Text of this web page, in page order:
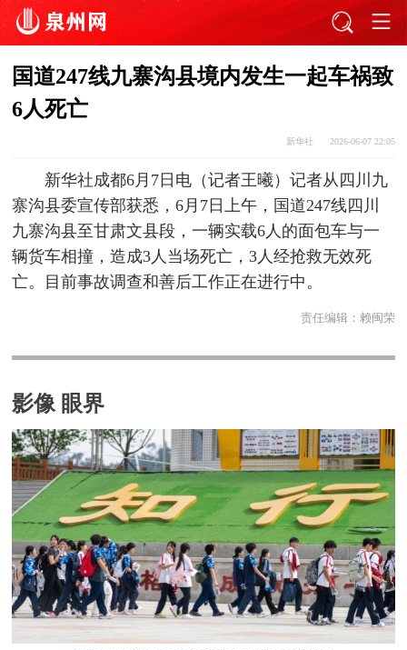
国道247线九寨沟县境内发生一起车祸致
6人死亡
新华社 2026-06-07 22:05
新华社成都6月7日电（记者王曦）记者从四川九
寨沟县委宣传部获悉，6月7日上午，国道247线四川
九寨沟县至甘肃文县段，一辆实载6人的面包车与一
辆货车相撞，造成3人当场死亡，3人经抢救无效死
亡。目前事故调查和善后工作正在进行中。
责任编辑： 赖闽荣
影像 眼界